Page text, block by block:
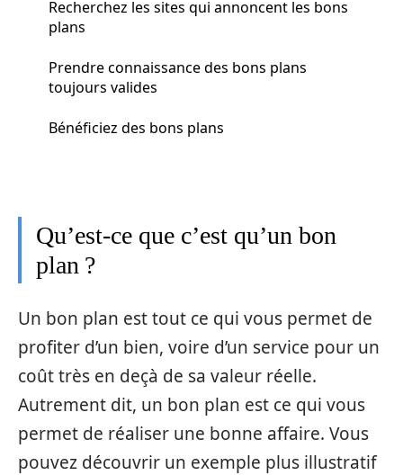
Recherchez les sites qui annoncent les bons
plans
Prendre connaissance des bons plans
toujours valides
Bénéficiez des bons plans
Qu’est-ce que c’est qu’un bon
plan ?
Un bon plan est tout ce qui vous permet de
profiter d’un bien, voire d’un service pour un
coût très en deçà de sa valeur réelle.
Autrement dit, un bon plan est ce qui vous
permet de réaliser une bonne affaire. Vous
pouvez découvrir un exemple plus illustratif